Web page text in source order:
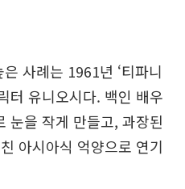
사례는 1961년 ‘티파니
터 유니오시다. 백인 배우
눈을 작게 만들고, 과장된
아시아식 억양으로 연기